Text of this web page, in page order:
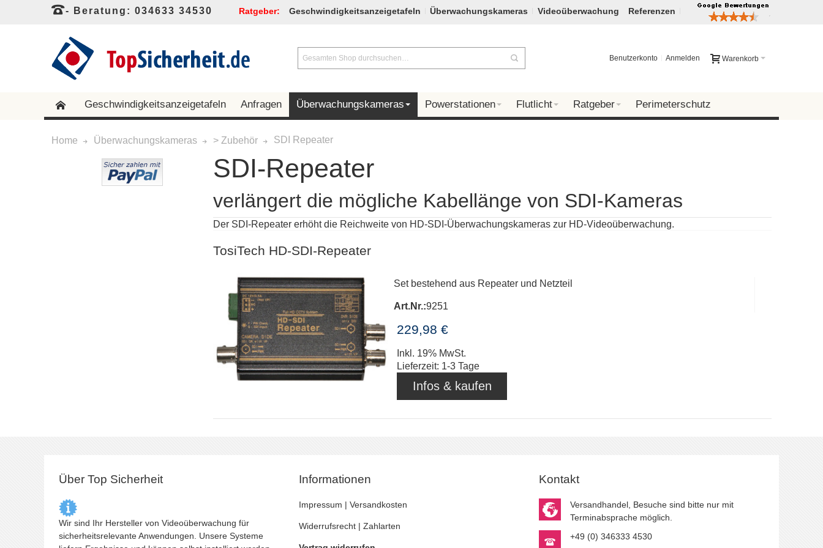
- Beratung: 034633 34530 Ratgeber: Geschwindigkeitsanzeigetafeln Überwachungskameras Videoüberwachung Referenzen
Warenkorb
Benutzerkonto Anmelden
Geschwindigkeitsanzeigetafeln Anfragen Überwachungskameras Powerstationen Flutlicht Ratgeber Perimeterschutz
Home Überwachungskameras > Zubehör SDI Repeater
SDI-Repeater
verlängert die mögliche Kabellänge von SDI-Kameras
Der SDI-Repeater erhöht die Reichweite von HD-SDI-Überwachungskameras zur HD-Videoüberwachung.
TosiTech HD-SDI-Repeater
Set bestehend aus Repeater und Netzteil
Art.Nr.:9251
229,98 €
Inkl. 19% MwSt.
Lieferzeit: 1-3 Tage
Infos & kaufen
Über Top Sicherheit
Wir sind Ihr Hersteller von Videoüberwachung für
sicherheitsrelevante Anwendungen. Unsere Systeme
Informationen
Impressum | Versandkosten
Widerrufsrecht| Zahlarten
Kontakt
Versandhandel, Besuche sind bitte nur mit
Terminabsprache möglich.
+49 (0) 346333 4530